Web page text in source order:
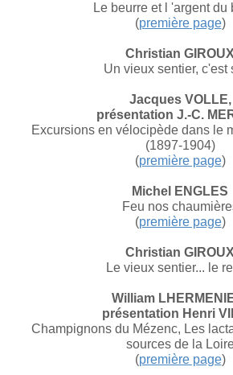
Le beurre et l 'argent du
(première page)
Christian GIROUX
Un vieux sentier, c'est
Jacques VOLLE,
présentation J.-C.
Excursions en vélocipède dans le
(1897-1904)
(première page)
Michel ENGLES
Feu nos
(première page)
Christian GIROUX
Le vieux sentier... le
William
présentation Henri
Champignons du Mézenc, Les
sources de la
(première page)